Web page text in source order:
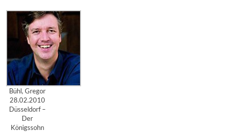
Bühl, Gregor
28.02.2010
Düsseldorf –
Der
Königssohn